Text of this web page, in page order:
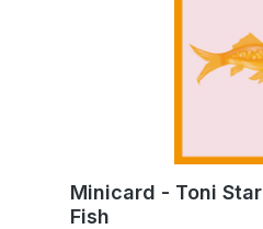
Minicard - Toni
Fish